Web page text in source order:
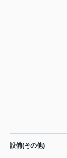
設備(その他)